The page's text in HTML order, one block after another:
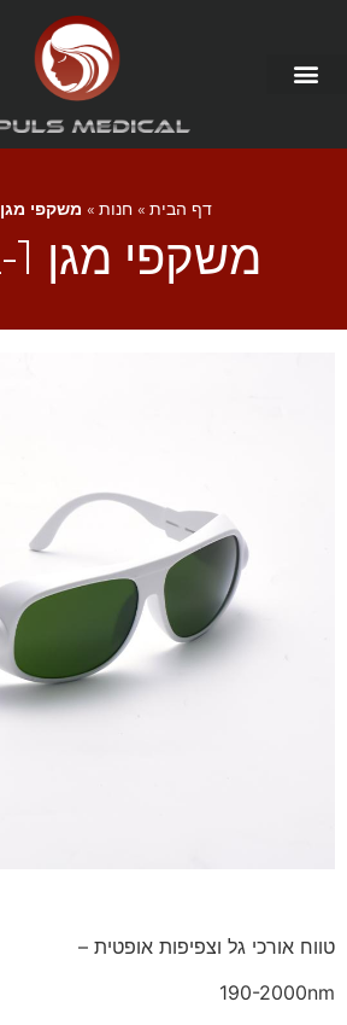
דף הבית » חנות » משקפי מגן EIPL-1
משקפי מגן EIPL-1
טווח אורכי גל וצפיפות אופטית –
190-2000nm